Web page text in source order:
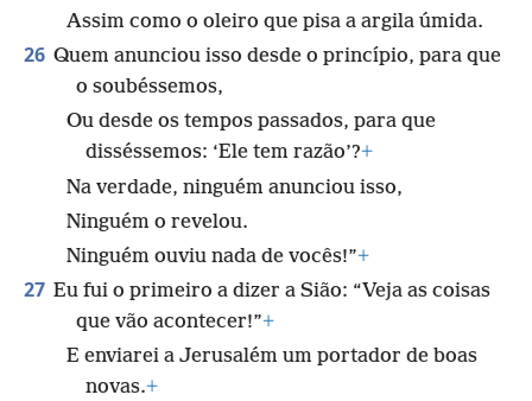
Assim como o oleiro que pisa a argila úmida.
26 Quem anunciou isso desde o princípio, para que
o soubéssemos,
Ou desde os tempos passados, para que
disséssemos: ‘Ele tem razão’?+
Na verdade, ninguém anunciou isso,
Ninguém o revelou.
Ninguém ouviu nada de vocês!”+
27 Eu fui o primeiro a dizer a Sião: “Veja as coisas
que vão acontecer!”+
E enviarei a Jerusalém um portador de boas
novas.+